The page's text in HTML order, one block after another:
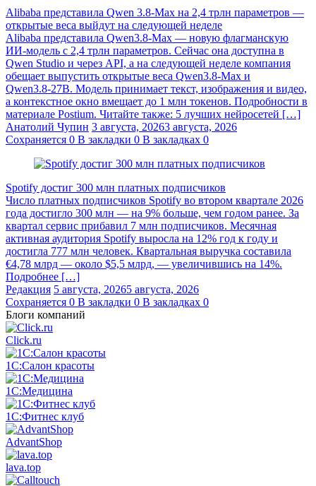
Alibaba представила Qwen 3.8‑Max на 2,4 трлн параметров —
открытые веса выйдут на следующей неделе
Alibaba представила Qwen3.8‑Max — новую флагманскую
ИИ-модель с 2,4 трлн параметров. Сейчас она доступна в
Qwen Studio и через API, а на следующей неделе компания
обещает выпустить открытые веса Qwen3.8‑Max и
Qwen3.8‑27B. Модель принимает текст, изображения и видео,
а контекстное окно вмещает до 1 млн токенов. Подробности в
материале Postium. Читайте также: 5 лучших нейросетей […]
Анатолий Чупин 3 августа, 20263 августа, 2026
Сохраняется 0 В закладки 0 В закладках 0
Spotify достиг 300 млн платных подписчиков
Число платных подписчиков Spotify во втором квартале 2026
года достигло 300 млн — на 9% больше, чем годом ранее. За
квартал сервис прибавил 7 млн подписчиков. Месячная
активная аудитория Spotify выросла на 12% год к году и
достигла 777 млн человек. Квартальная выручка составила
€4,78 млрд — около $5,5 млрд, — увеличившись на 14%.
Подробнее […]
Редакция 5 августа, 20265 августа, 2026
Сохраняется 0 В закладки 0 В закладках 0
Блоги компаний
Click.ru
1С:Салон красоты
1С:Медицина
1С:Фитнес клуб
AdvantShop
lava.top